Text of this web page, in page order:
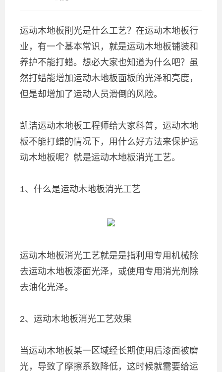
运动木地板削光是什么工艺？在运动木地板行
业，有一个基本常识，就是运动木地板铺装和
养护不能打蜡。想必大家也知道为什么吧？虽
然打蜡能增加运动木地板面板的光泽和亮度，
但是却增加了运动人员滑倒的风险。
凯洁运动木地板工程师给大家科普，运动木地
板不能打蜡的情况下，用什么好方法来保护运
动木地板呢？就是运动木地板消光工艺。
1、什么是运动木地板消光工艺
运动木地板消光工艺就是是指利用专用机械除
去运动木地板漆面光泽，或使用专用消光剂除
去油化光泽。
2、运动木地板消光工艺效果
当运动木地板某一区域经长期使用后漆面被磨
光，导致了摩擦系数降低，这时候就需要给运